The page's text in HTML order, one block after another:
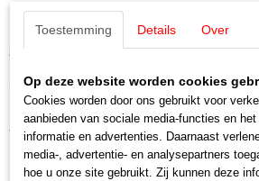
Schaal
H0 (1:87)
Staat
Märklin E208780 / 20878
Z = 36
1 stuks
Toestemming Details Over
Op deze website worden cookies
Cookies worden door ons gebruikt voor
aanbieden van sociale media-functies en
informatie en advertenties. Daarnaast
media-, advertentie- en analysepartners
hoe u onze site gebruikt. Zij kunnen deze